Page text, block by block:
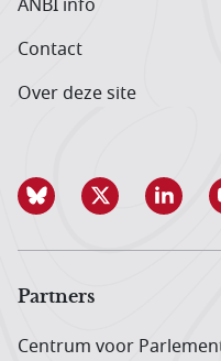
Contact
Over deze site
Partners
Centrum voor